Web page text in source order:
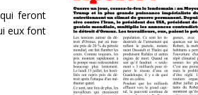
feront
eux font